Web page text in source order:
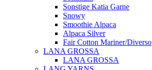
Sonstige Katia Garne
Snowy
Smoothie Alpaca
Alpaca Silver
Fair Cotton Mariner/Diverso
LANA GROSSA
LANA GROSSA